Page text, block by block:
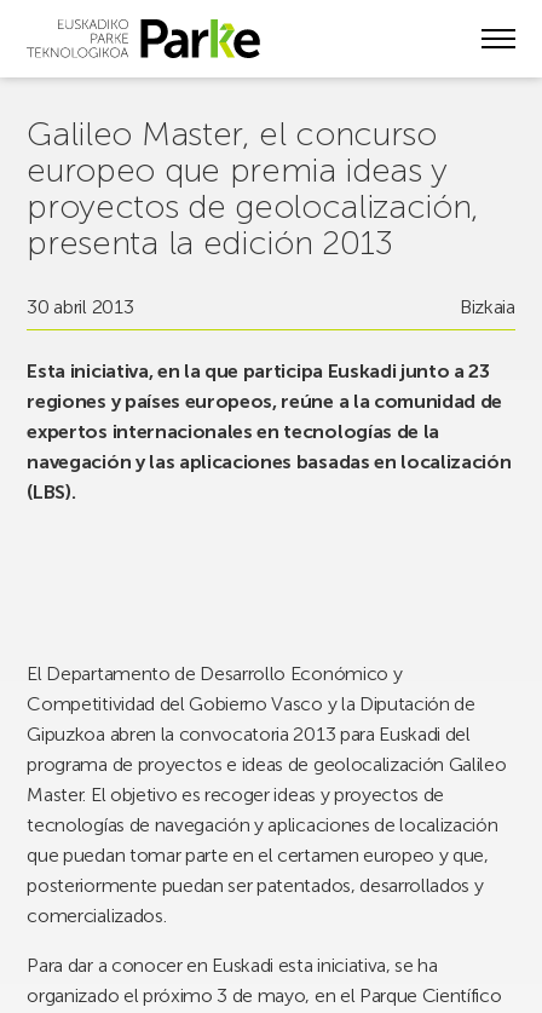
Galileo Master, el concurso
europeo que premia ideas y
proyectos de geolocalización,
presenta la edición 2013
30 abril 2013 Bizkaia
Esta iniciativa, en la que participa Euskadi junto a 23
regiones y países europeos, reúne a la comunidad de
expertos internacionales en tecnologías de la
navegación y las aplicaciones basadas en localización
(LBS).
El Departamento de Desarrollo Económico y
Competitividad del Gobierno Vasco y la Diputación de
Gipuzkoa abren la convocatoria 2013 para Euskadi del
programa de proyectos e ideas de geolocalización Galileo
Master. El objetivo es recoger ideas y proyectos de
tecnologías de navegación y aplicaciones de localización
que puedan tomar parte en el certamen europeo y que,
posteriormente puedan ser patentados, desarrollados y
comercializados.
Para dar a conocer en Euskadi esta iniciativa, se ha
organizado el próximo 3 de mayo, en el Parque Científico